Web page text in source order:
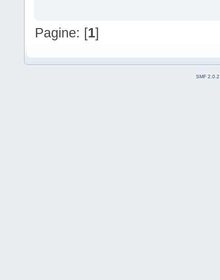
Pagine: [1]
SMF 2.0.2